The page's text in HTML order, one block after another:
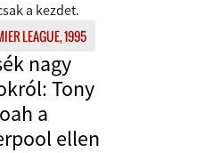
a kezdet.
LEAGUE, 1995
nagy
Tony
a
ellen